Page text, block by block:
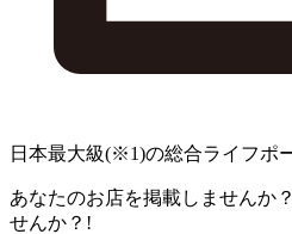
日本最大級(※1)の総合ライフポ
あなたのお店を掲載しませんか？
せんか？!